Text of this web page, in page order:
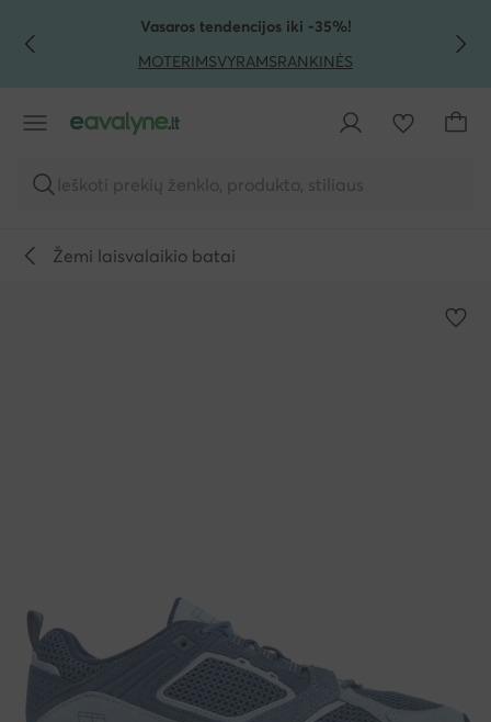
PEREITI PRIE PAGRINDINIO TURINIO
PEREITI Į PAIEŠKĄVasaros tendencijos iki -35%!
MOTERIMSVYRAMSRANKINĖS
Ieškoti prekių ženklo, produkto, stiliaus
Žemi laisvalaikio batai